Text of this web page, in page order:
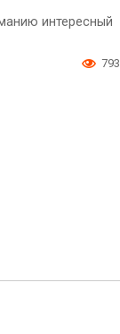
интересный
793